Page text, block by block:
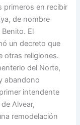
primeros en recibir
de nombre
El
un decreto que
otras religiones.
del Norte,
abandono
intendente
Alvear,
remodelación